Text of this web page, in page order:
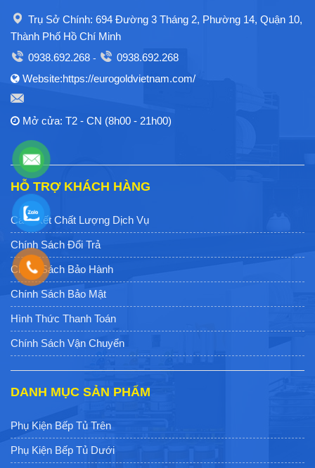
Trụ Sở Chính: 694 Đường 3 Tháng 2, Phường 14, Quận 10,
Thành Phố Hồ Chí Minh
0938.692.268 -
0938.692.268
Website:https://eurogoldvietnam.com/
Mở cửa: T2 - CN (8h00 - 21h00)
HỖ TRỢ KHÁCH HÀNG
Cam Kết Chất Lượng Dịch Vụ
Chính Sách Đổi Trả
Chính Sách Bảo Hành
Chính Sách Bảo Mật
Hình Thức Thanh Toán
Chính Sách Vận Chuyển
DANH MỤC SẢN PHẨM
Phụ Kiện Bếp Tủ Trên
Phụ Kiện Bếp Tủ Dưới